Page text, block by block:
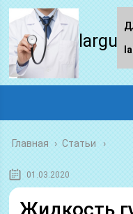
Главная › Статьи
01.03.2020